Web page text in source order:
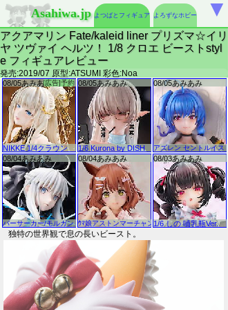
Asahiwa.jp よつばとフィギュア よろずなホビー
アクアマリン Fate/kaleid liner プリズマ☆イリ
ヤ ツヴァイ ヘルツ！ 1/8 クロエ ビーストstyl
e フィギュアレビュー
発売:2019/07 原型:ATSUMI 彩色:Noa
独特の世界観で息の長いビースト。
▼